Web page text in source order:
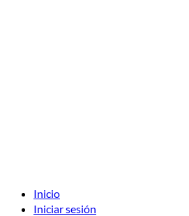
Inicio
Iniciar sesión